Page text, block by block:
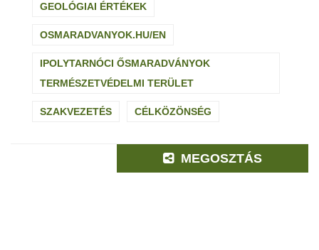
GEOLÓGIAI ÉRTÉKEK
OSMARADVANYOK.HU/EN
IPOLYTARNÓCI ŐSMARADVÁNYOK
TERMÉSZETVÉDELMI TERÜLET
SZAKVEZETÉS CÉLKÖZÖNSÉG
MEGOSZTÁS